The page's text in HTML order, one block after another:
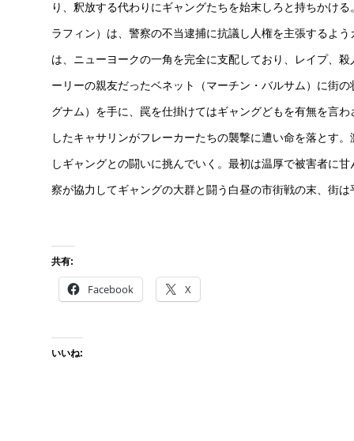
り、釈放する代わりにギャングたちを始末しろと持ちかけ
ラフィン）は、警察の不当逮捕に抗議し人権を主張するよ
は、ニューヨークの一角を完全に支配しており、レイプ、
ーリーの親友だったベネット（マーチン・バルサム）に街
グナム）を手に、罠を仕掛けてはギャングどもを有無を言
したキャサリンがフレーカーたちの襲撃に遭い命を落とす
しギャングとの闘いに挑んでいく。最初は温厚で被害者に
察が協力してギャングの大群と闘う白昼の市街戦の末、街は
共有:
Facebook X
いいね: